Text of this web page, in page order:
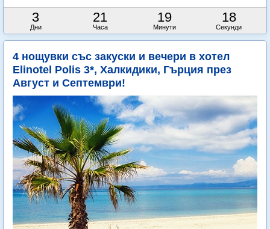
3
Дни
21
Часа
19
Минути
16
Секунди
4 нощувки със закуски и вечери в хотел
Elinotel Polis 3*, Халкидики, Гърция през
Август и Септември!